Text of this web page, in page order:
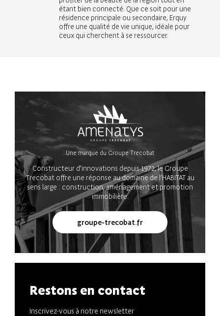
étant bien connecté. Que ce soit pour une
résidence principale ou secondaire, Erquy
offre une qualité de vie unique, idéale pour
ceux qui cherchent à se ressourcer.
Une marque du Groupe Trecobat
Constructeur d'innovations depuis 1972, le Groupe
Trecobat offre une réponse au domaine de l’HABITAT au
sens large : construction, aménagement et promotion
immobilière.
groupe-trecobat.fr
Restons en contact
Inscrivez-vous à notre newsletter